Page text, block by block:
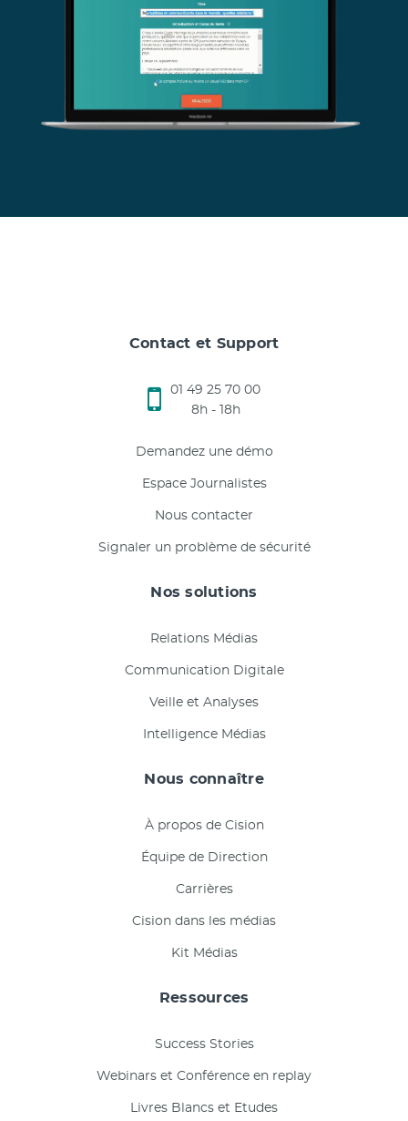
Contact et Support
01 49 25 70 00
8h - 18h
Demandez une démo
Espace Journalistes
Nous contacter
Signaler un problème de sécurité
Nos solutions
Relations Médias
Communication Digitale
Veille et Analyses
Intelligence Médias
Nous connaître
À propos de Cision
Équipe de Direction
Carrières
Cision dans les médias
Kit Médias
Ressources
Success Stories
Webinars et Conférence en replay
Livres Blancs et Etudes